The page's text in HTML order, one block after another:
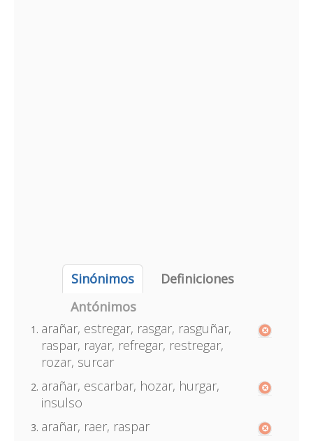
Sinónimos
Definiciones
Antónimos
arañar, estregar, rasgar, rasguñar,
raspar, rayar, refregar, restregar,
rozar, surcar
arañar, escarbar, hozar, hurgar,
insulso
arañar, raer, raspar